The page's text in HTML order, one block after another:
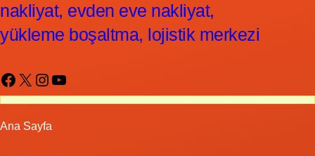
nakliyat, evden eve nakliyat,
yükleme boşaltma, lojistik merkezi
Facebook X Instagram YouTube
Ana Sayfa